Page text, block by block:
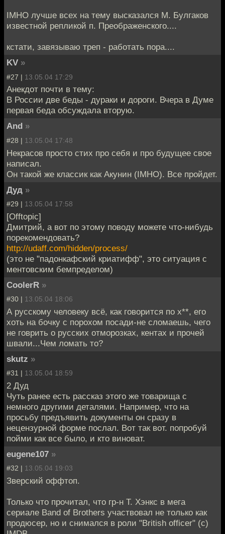
IMHO лучше всех на тему высказался М. Булгаков
известной репликой п. Преображенского....
кстати, завязываю треп - работать пора....
KV »
#27 | 13.05.04 17:29
Анекдот почти в тему:
В России две беды - дураки и дороги. Вчера в Думе
первая беда обсуждала вторую.
And »
#28 | 13.05.04 17:48
Некрасов просто стих про себя и про будущее свое
написал.
Он такой же классик как Акунин (IMHO). Все пройдет.
Дуд »
#29 | 13.05.04 17:58
[Offtopic]
Дмитрий, а вот по этому поводу можете что-нибудь
порекомендовать?
http://udaff.com/hidden/process/
(это не "падонкафский криатифф", это ситуация с
ментовским бемпределом)
CoolerR »
#30 | 13.05.04 18:06
А русскому человеку всё, как говорится по х**, его
хоть на бочку с порохом посади-не сломаешь, чего
не говрить о русских отморозках, кентах и прочей
швали...Чем ломать то?
skutz »
#31 | 13.05.04 18:59
2 Дуд
Чуть ранее есть рассказ этого же товарища с
немного другими деталями. Например, что на
просьбу предъявить документы он сразу в
нецензурной форме послал. Вот так вот. попробуй
пойми как все было, и кто виноват.
eugene107 »
#32 | 13.05.04 19:03
Зверский оффтоп.
Только что прочитал, что гр-н Т. Хэнкс в мега
сериале Band of Brothers участвовал не только как
продюсер, но и снимался в роли "British officer" (с)